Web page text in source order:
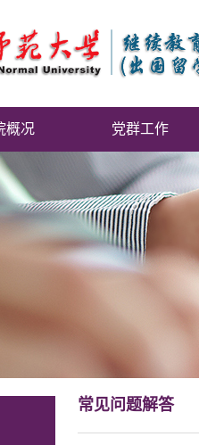
概况 党群工作
常见问题解答